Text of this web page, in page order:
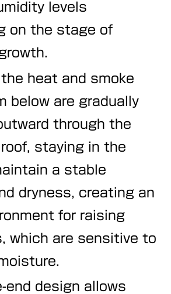
levels
on the stage of
the heat and smoke
below are gradually
through the
staying in the
a stable
dryness, creating an
for raising
which are sensitive to
end design allows